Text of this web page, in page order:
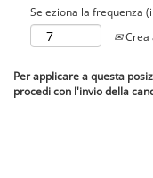
Seleziona la frequenza
Crea
Per applicare a questa
procedi con l'invio della